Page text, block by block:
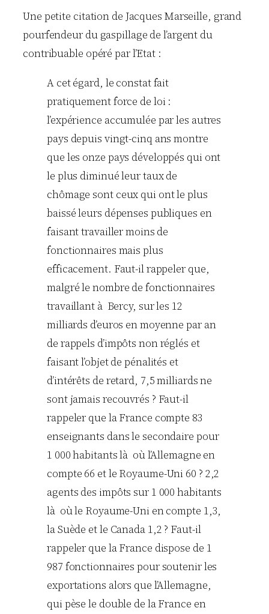
Une petite citation de Jacques Marseille, grand
pourfendeur du gaspillage de l’argent du
contribuable opéré par l’Etat :
A cet égard, le constat fait
pratiquement force de loi :
l’expérience accumulée par les autres
pays depuis vingt-cinq ans montre
que les onze pays développés qui ont
le plus diminué leur taux de
chômage sont ceux qui ont le plus
baissé leurs dépenses publiques en
faisant travailler moins de
fonctionnaires mais plus
efficacement. Faut-il rappeler que,
malgré le nombre de fonctionnaires
travaillant à Bercy, sur les 12
milliards d’euros en moyenne par an
de rappels d’impôts non réglés et
faisant l’objet de pénalités et
d’intérêts de retard, 7,5 milliards ne
sont jamais recouvrés ? Faut-il
rappeler que la France compte 83
enseignants dans le secondaire pour
1 000 habitants là où l’Allemagne en
compte 66 et le Royaume-Uni 60 ? 2,2
agents des impôts sur 1 000 habitants
là où le Royaume-Uni en compte 1,3,
la Suède et le Canada 1,2 ? Faut-il
rappeler que la France dispose de 1
987 fonctionnaires pour soutenir les
exportations alors que l’Allemagne,
qui pèse le double de la France en